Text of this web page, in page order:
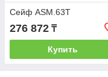
Сейф ASM.63T
276 872 ₸
Купить